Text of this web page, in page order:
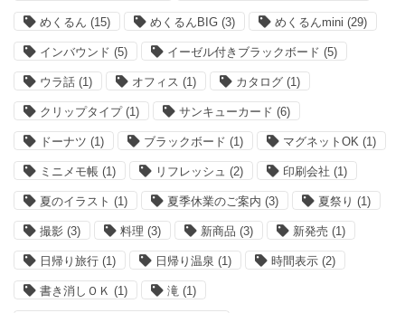
めくるん (15) めくるんBIG (3) めくるんmini (29)
インバウンド (5) イーゼル付きブラックボード (5)
ウラ話 (1) オフィス (1) カタログ (1)
クリップタイプ(1) サンキューカード (6)
ドーナツ (1) ブラックボード (1) マグネットOK (1)
ミニメモ帳 (1) リフレッシュ (2) 印刷会社 (1)
夏のイラスト (1) 夏季休業のご案内 (3) 夏祭り (1)
撮影 (3) 料理 (3) 新商品 (3) 新発売 (1)
日帰り旅行 (1) 日帰り温泉 (1) 時間表示 (2)
書き消しＯＫ (1) 滝 (1)